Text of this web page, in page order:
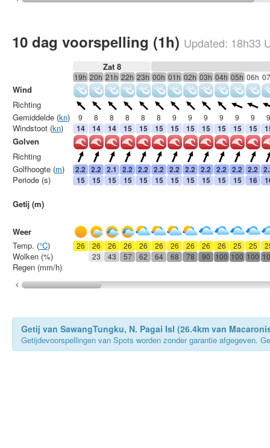
10 dag voorspelling (1h) Updated: 18h33
Zat 8
19h 20h 21h 22h 23h 00h 01h 02h 03h 04h 05h 06h
9 8 8 8 8 8 9 9 9 9 9 9 9
14 14 14 15 15 15 15 15 15 15 15 15
2.2 2.2 2.1 2.2 2.2 2.2 2.2 2.2 2.2 2.2 2.2 2.2
15
15 15 15 15 15 15 15 15 15 15 16
26 26 26 26 26 26 26 26 26 26 25 25
23
43 57 62 64 68 78 90 100 100 100
Wind
Richting
Gemiddelde (kn)
Windstoot (kn)
Golven
Richting
Golfhoogte (m)
Periode (s)
Getij (m)
Weer
Temp. (°C)
Wolken (%)
Regen (mm/h)
Getij van SawangTungku, N. Pagai Isl (26.4km van
Getijdevoorspellingen van Spots worden zonder garantie afgegeven.